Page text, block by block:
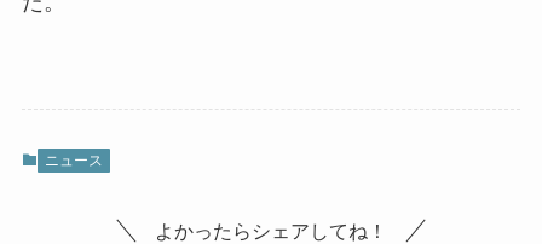
ニュース
よかったらシェアしてね！